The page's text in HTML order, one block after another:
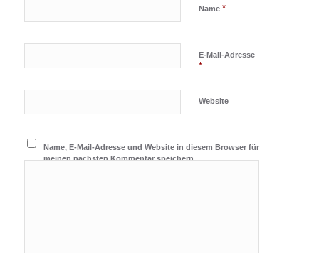
Name *
E-Mail-Adresse
*
Website
Name, E-Mail-Adresse und Website in diesem Browser für
meinen nächsten Kommentar speichern.